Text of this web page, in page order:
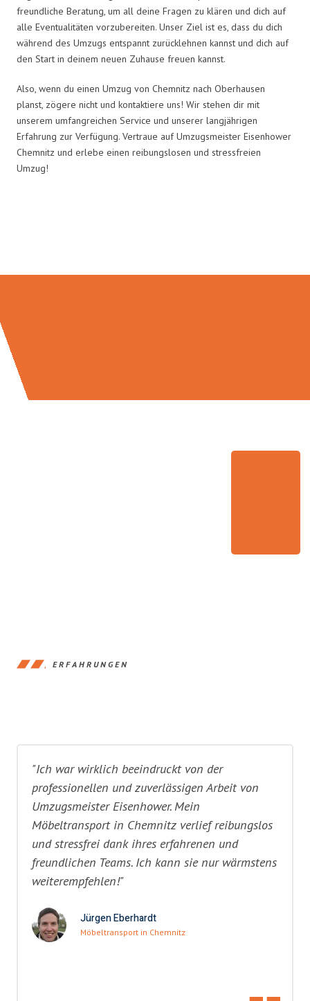
freundliche Beratung, um all deine Fragen zu klären und dich auf
alle Eventualitäten vorzubereiten. Unser Ziel ist es, dass du dich
während des Umzugs entspannt zurücklehnen kannst und dich auf
den Start in deinem neuen Zuhause freuen kannst.
Also, wenn du einen Umzug von Chemnitz nach Oberhausen
planst, zögere nicht und kontaktiere uns! Wir stehen dir mit
unserem umfangreichen Service und unserer langjährigen
Erfahrung zur Verfügung. Vertraue auf Umzugsmeister Eisenhower
Chemnitz und erlebe einen reibungslosen und stressfreien
Umzug!
ERFAHRUNGEN
"Ich war wirklich beeindruckt von der
professionellen und zuverlässigen Arbeit von
Umzugsmeister Eisenhower. Mein
Möbeltransport in Chemnitz verlief reibungslos
und stressfrei dank ihres erfahrenen und
freundlichen Teams. Ich kann sie nur wärmstens
weiterempfehlen!"
Jürgen Eberhardt
Möbeltransport in Chemnitz